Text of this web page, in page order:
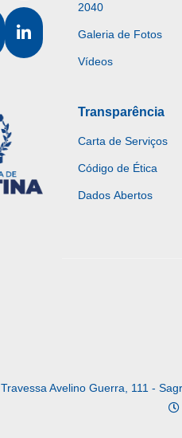
2040
Galeria de Fotos
Vídeos
Transparência
Carta de Serviços
Código de Ética
Dados Abertos
Travessa Avelino Guerra, 111 -